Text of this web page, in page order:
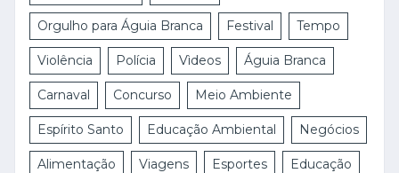
Orgulho para Águia Branca Festival Tempo
Violência Polícia Vìdeos Águia Branca
Carnaval Concurso Meio Ambiente
Espírito Santo Educação Ambiental Negócios
Alimentação Viagens Esportes Educação